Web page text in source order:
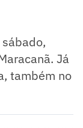
Já
também no